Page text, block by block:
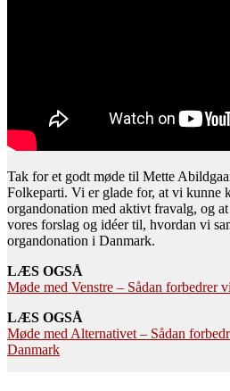
Tak for et godt møde til Mette
Folkeparti. Vi er glade for, at vi kunne
organdonation med aktivt fravalg, og
vores forslag og idéer til, hvordan vi
organdonation i Danmark.
LÆS OGSÅ
Møde med Venstre – Sådan forbedrer
LÆS OGSÅ
Møde med Alternativet – Sådan
Danmark